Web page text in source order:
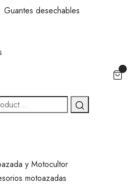
Guantes desechables
y Motocultor
motoazadas